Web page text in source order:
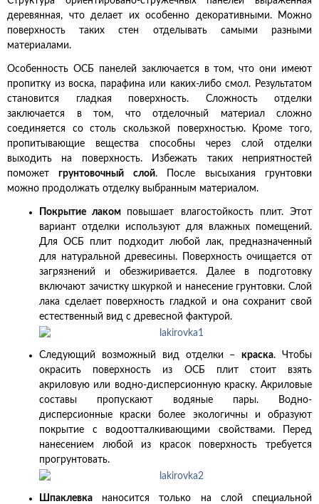
деревянная, что делает их особенно декоративными. Можно
поверхность таких стен отделывать самыми разными
материалами.
Особенность ОСБ панелей заключается в том, что они имеют
пропитку из воска, парафина или каких-либо смол. Результатом
становится гладкая поверхность. Сложность отделки
заключается в том, что отделочный материал сложно
соединяется со столь скользкой поверхностью. Кроме того,
пропитывающие вещества способны через слой отделки
выходить на поверхность. Избежать таких неприятностей
поможетгрунтовочный слой. После высыхания грунтовки
можно продолжать отделку выбранным материалом.
Покрытие лаком повышает влагостойкость плит. Этот
вариант отделки используют для влажных помещений.
Для ОСБ плит подходит любой лак, предназначенный
для натуральной древесины. Поверхность очищается от
загрязнений и обезжиривается. Далее в подготовку
включают зачистку шкуркой и нанесение грунтовки. Слой
лака сделает поверхность гладкой и она сохранит свой
естественный вид с древесной фактурой.
Следующий возможный вид отделки –краска. Чтобы
окрасить поверхность из ОСБ плит стоит взять
акриловую или водно-дисперсионную краску. Акриловые
составы пропускают водяные пары. Водно-
дисперсионные краски более экологичны и образуют
покрытие с водоотталкивающими свойствами. Перед
нанесением любой из красок поверхность требуется
прогрунтовать.
Шпаклевка наносится только на слой специальной